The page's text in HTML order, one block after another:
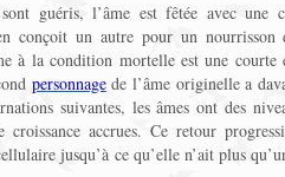
guéris, l’âme est fêtée avec une
conçoit un autre pour un nourrisson
à la condition mortelle est une courte
personnagede l’âme originelle a
suivantes, les âmes ont des
croissance accrues. Ce retour
jusqu’à ce qu’elle n’ait plus